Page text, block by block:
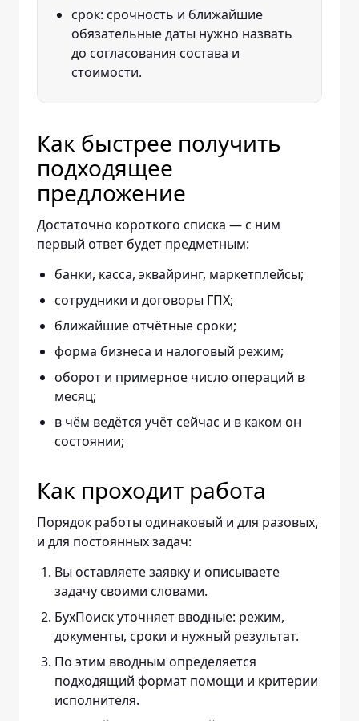
срок: срочность и ближайшие
обязательные даты нужно назвать
до согласования состава и
стоимости.
Как быстрее получить
подходящее
предложение
Достаточно короткого списка — с ним
первый ответ будет предметным:
банки, касса, эквайринг, маркетплейсы;
сотрудники и договоры ГПХ;
ближайшие отчётные сроки;
форма бизнеса и налоговый режим;
оборот и примерное число операций в
месяц;
в чём ведётся учёт сейчас и в каком он
состоянии;
Как проходит работа
Порядок работы одинаковый и для разовых,
и для постоянных задач:
Вы оставляете заявку и описываете
задачу своими словами.
БухПоиск уточняет вводные: режим,
документы, сроки и нужный результат.
По этим вводным определяется
подходящий формат помощи и критерии
исполнителя.